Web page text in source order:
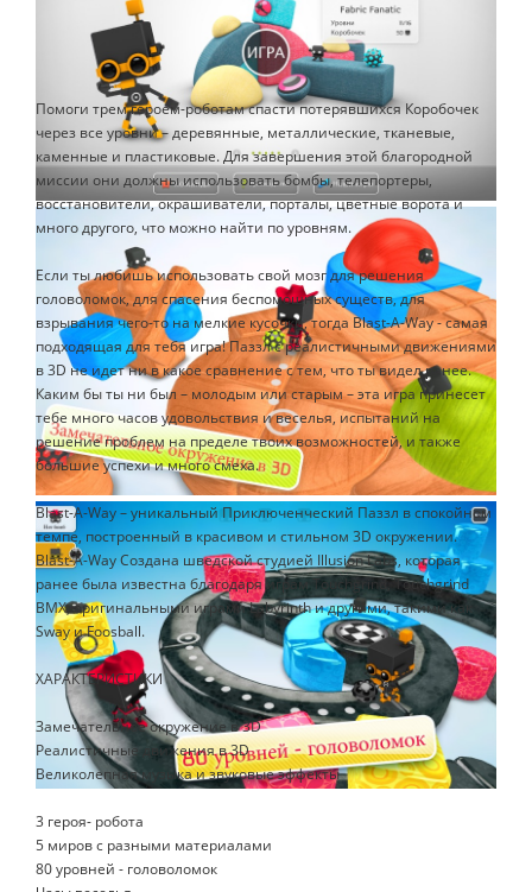
Помоги трем героем-роботам спасти потерявшихся Коробочек
через все уровни – деревянные, металлические, тканевые,
каменные и пластиковые. Для завершения этой благородной
миссии они должны использовать бомбы, телепортеры,
восстановители, окрашиватели, порталы, цветные ворота и
много другого, что можно найти по уровням.
Если ты любишь использовать свой мозг для решения
головоломок, для спасения беспомощных существ, для
взрывания чего-то на мелкие кусочки, тогда Blast-A-Way - самая
подходящая для тебя игра! Паззл с реалистичными движениями
в 3D не идет ни в какое сравнение с тем, что ты видел ранее.
Каким бы ты ни был – молодым или старым – эта игра принесет
тебе много часов удовольствия и веселья, испытаний на
решение проблем на пределе твоих возможностей, и также
большие успехи и много смеха.
Blast-A-Way – уникальный Приключенческий Паззл в спокойном
темпе, построенный в красивом и стильном 3D окружении.
Blast-A-Way Создана шведской студией Illusion Labs, которая
ранее была известна благодаря играм Touchgrind, Touchgrind
BMX, оригинальными играми Labyrinth и другими, такими как
Sway и Foosball.
ХАРАКТЕРИСТИКИ
Замечательное окружение в 3D
Реалистичные движения в 3D
Великолепная музыка и звуковые эффекты
3 героя- робота
5 миров с разными материалами
80 уровней - головоломок